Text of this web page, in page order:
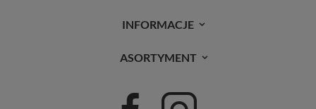
INFORMACJE
ASORTYMENT